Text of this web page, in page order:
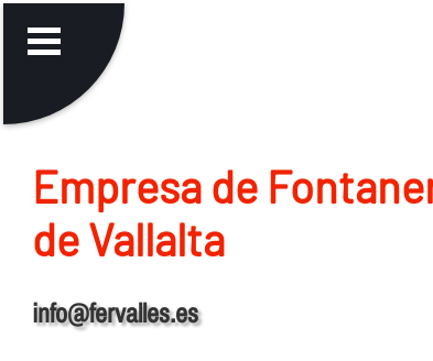
Empresa de
de Vallalta
info@fervalles.es